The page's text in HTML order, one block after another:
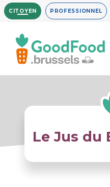
Aller
au
contenu
principal
CITOYEN PROFESSIONNEL
Le Jus du